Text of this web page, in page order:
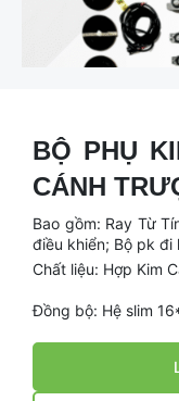
BỘ PHỤ
CÁNH
Bao gồm: Ray Từ
điều khiển; Bộ pk đi
Chất liệu: Hợp Kim
Đồng bộ: Hệ slim